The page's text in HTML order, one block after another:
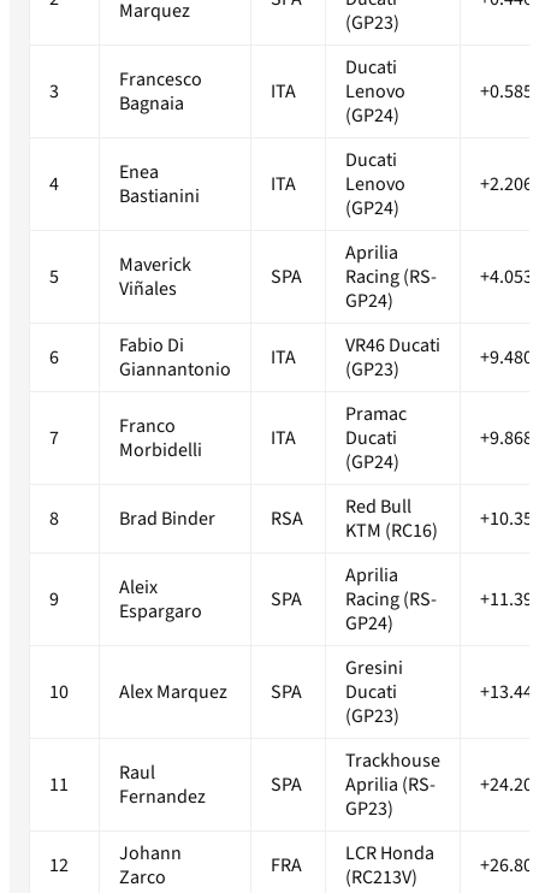
Marquez
(GP23)
3
Francesco
Bagnaia
ITA
Ducati
Lenovo
(GP24)
4
Enea
Bastianini
ITA
Ducati
Lenovo
(GP24)
5
Maverick
Viñales
SPA
Aprilia
Racing (RS-
GP24)
6
Fabio Di
Giannantonio
ITA
VR46 Ducati
(GP23)
7
Franco
Morbidelli
ITA
Pramac
Ducati
(GP24)
8 Brad Binder RSA
Red Bull
KTM (RC16)
9
Aleix
Espargaro
SPA
Aprilia
Racing (RS-
GP24)
10 Alex Marquez SPA
Gresini
Ducati
(GP23)
11
Raul
Fernandez
SPA
Trackhouse
Aprilia (RS-
GP23)
12
Johann
Zarco
FRA
LCR Honda
(RC213V)